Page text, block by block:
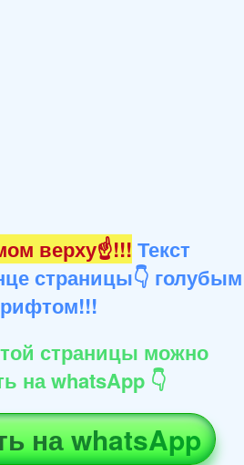
верху☝!!! Текст
страницы👇 голубым
страницы можно
на whatsApp 👇
на whatsApp